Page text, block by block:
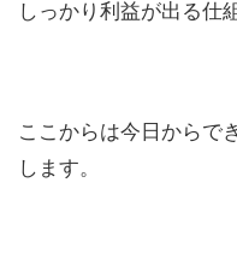
しっかり利益が出る仕
ここからは今日からで
します。